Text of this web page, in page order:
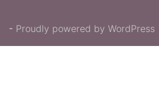
- Proudly powered by WordPress